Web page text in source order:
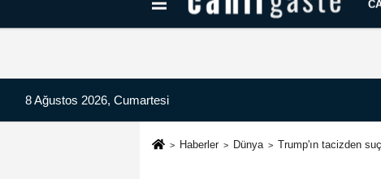
Kayseri Haberleri Can Radyo Dinle
8 Ağustos 2026, Cumartesi
Haberler Dünya Trump'ın tacizden